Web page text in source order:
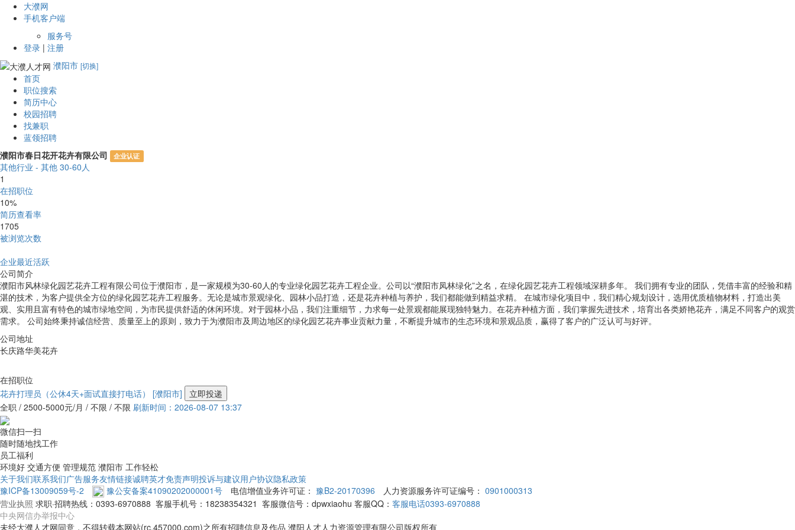
大濮网
手机客户端
服务号
登录 | 注册
濮阳市 [切换]
首页
职位搜索
简历中心
校园招聘
找兼职
蓝领招聘
濮阳市春日花开花卉有限公司
企业认证
其他行业 - 其他 30-60人
1
在招职位
10%
简历查看率
1705
被浏览次数
企业最近活跃
公司简介
濮阳市风林绿化园艺花卉工程有限公司位于濮阳市，是一家规模为30-60人的专业绿化园艺花卉工程企业。公司以“濮阳市凤林绿化”之名，在绿化园艺花卉工程领域深耕多年。 我们拥有专业的团队，凭借丰富的经验和精
湛的技术，为客户提供全方位的绿化园艺花卉工程服务。无论是城市景观绿化、园林小品打造，还是花卉种植与养护，我们都能做到精益求精。 在城市绿化项目中，我们精心规划设计，选用优质植物材料，打造出美
观、实用且富有特色的城市绿地空间，为市民提供舒适的休闲环境。对于园林小品，我们注重细节，力求每一处景观都能展现独特魅力。在花卉种植方面，我们掌握先进技术，培育出各类娇艳花卉，满足不同客户的观赏
需求。 公司始终秉持诚信经营、质量至上的原则，致力于为濮阳市及周边地区的绿化园艺花卉事业贡献力量，不断提升城市的生态环境和景观品质，赢得了客户的广泛认可与好评。
公司地址
长庆路华美花卉
在招职位
花卉打理员（公休4天+面试直接打电话） [濮阳市]
立即投递
全职 / 2500-5000元/月 / 不限 / 不限 刷新时间：2026-08-07 13:37
微信扫一扫
随时随地找工作
员工福利
环境好 交通方便 管理规范 濮阳市 工作轻松
关于我们联系我们广告服务友情链接诚聘英才免责声明投诉与建议用户协议隐私政策
豫ICP备13009059号-2
豫公安备案41090202000001号 电信增值业务许可证： 豫B2-20170396 人力资源服务许可证编号： 0901000313
营业执照 求职·招聘热线： 0393-6970888 客服手机号： 18238354321 客服微信号： dpwxiaohu 客服QQ： 客服电话0393-6970888
中央网信办举报中心
未经大濮人才网同意，不得转载本网站(rc.457000.com)之所有招聘信息及作品 濮阳人才人力资源管理有限公司版权所有